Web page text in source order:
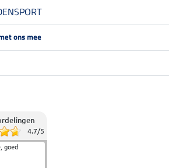
ons mee
4.7/5
goed